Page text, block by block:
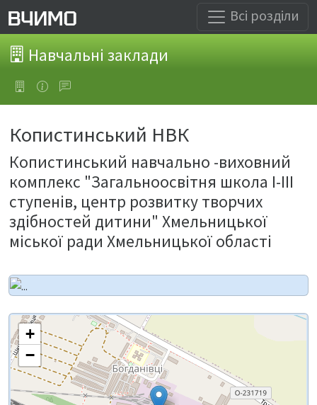
Всі розділи
Навчальні заклади
Копистинський НВК
Копистинський навчально -виховний
комплекс "Загальноосвітня школа І-ІІІ
ступенів, центр розвитку творчих
здібностей дитини" Хмельницької
міської ради Хмельницької області
+
−